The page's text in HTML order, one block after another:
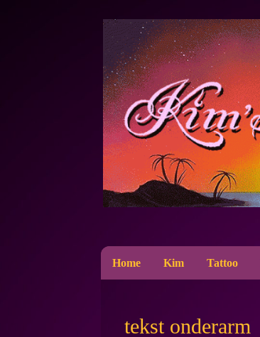
Home Kim Tattoo
tekst onderarm